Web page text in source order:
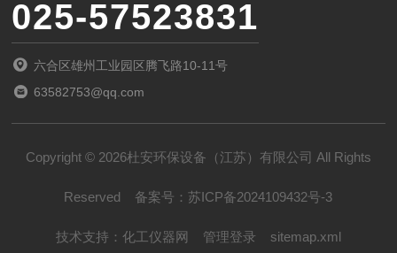
025-57523831
六合区雄州工业园区腾飞路10-11号
63582753@qq.com
Copyright © 2026杜安环保设备（江苏）有限公司 All Rights
Reserved 备案号：苏ICP备2024109432号-3
技术支持： 化工仪器网 管理登录 sitemap.xml